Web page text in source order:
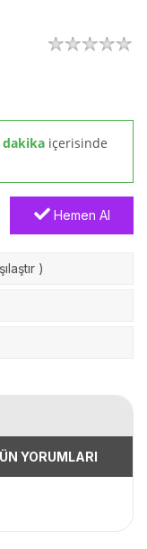
dakika içerisinde
Hemen Al
)
YORUMLARI